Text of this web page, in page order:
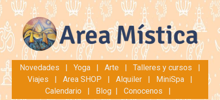
Novedades | Yoga | Arte | Talleres y cursos |
Viajes | Area SHOP | Alquiler | MiniSpa |
Calendario | Blog | Conocenos |